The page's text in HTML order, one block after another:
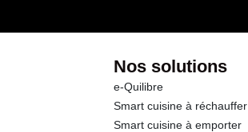
Nos solutions
e-Quilibre
Smart cuisine à réchauffer
Smart cuisine à emporter